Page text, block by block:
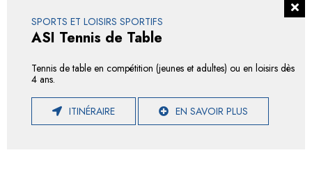
SPORTS ET LOISIRS SPORTIFS
ASI Tennis de Table
Tennis de table en compétition (jeunes et adultes) ou en loisirs dès
4 ans.
ITINÉRAIRE EN SAVOIR PLUS